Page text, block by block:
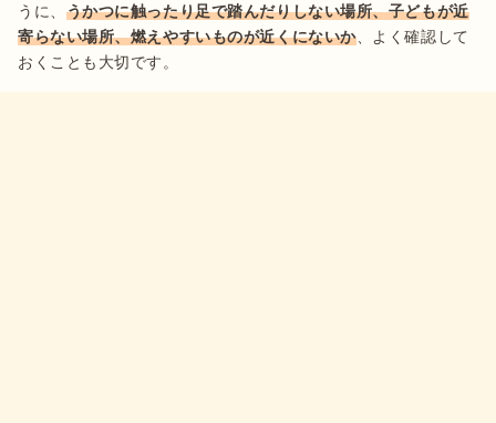
うに、 うかつに触ったり足で踏んだりしない場所、子どもが近
寄らない場所、燃えやすいものが近くにないか、よく確認して
おくことも大切です。